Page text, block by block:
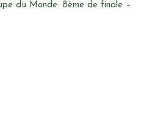
du Monde: 8ème de finale –